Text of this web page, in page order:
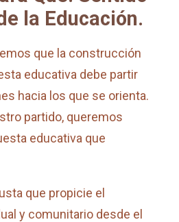
la Educación.
que la construcción
educativa debe partir
hacia los que se orienta.
partido, queremos
educativa que
que propicie el
y comunitario desde el